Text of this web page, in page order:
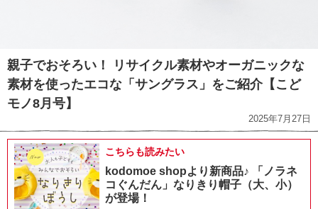
親子でおそろい！ リサイクル素材やオーガニックな
素材を使ったエコな「サングラス」をご紹介【こど
モノ8月号】
2025年7月27日
こちらも読みたい
kodomoe shopより新商品♪ 「ノラネ
コぐんだん」なりきり帽子（大、小）
が登場！